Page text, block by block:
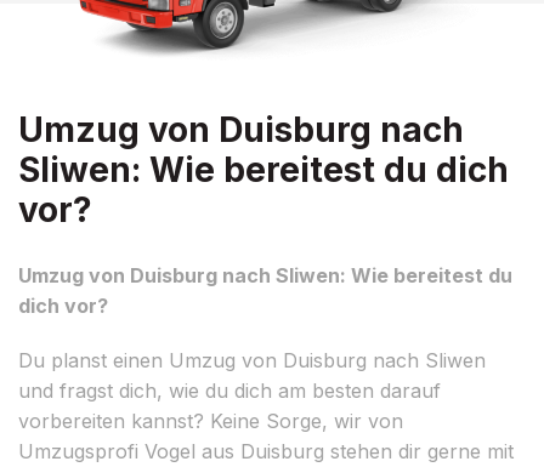
Umzug von Duisburg nach
Sliwen: Wie bereitest du dich
vor?
Umzug von Duisburg nach Sliwen: Wie bereitest du
dich vor?
Du planst einen Umzug von Duisburg nach Sliwen
und fragst dich, wie du dich am besten darauf
vorbereiten kannst? Keine Sorge, wir von
Umzugsprofi Vogel aus Duisburg stehen dir gerne mit